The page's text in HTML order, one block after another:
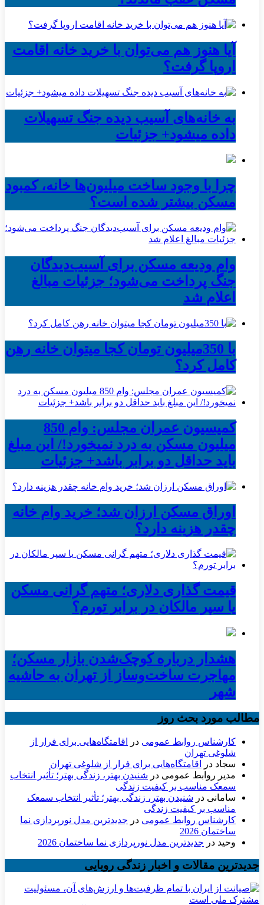
آیا هنوز هم می‌توان با خرید خانه اقامت
اروپا گرفت؟
به خانه‌های آسیب دیده جنگ تسهیلات
داده میشود+ جزئیات
چرا با وجود ساخت میلیون‌ها خانه، کمبود
مسکن بیشتر شده است؟
وام ودیعه مسکن برای آسیب‌دیدگان
جنگ پرداخت می‌شود؛ جزئیات مبالغ
اعلام شد
با 350میلیون تومان کجا میتوان خانه رهن
کامل کرد؟
کمیسیون عمران مجلس: وام 850
میلیون مسکن به درد نمیخورد!/ این مبلغ
باید حداقل دو برابر باشد+ جزئیات
اوراق مسکن ارزان شد؛ خرید وام خانه
چقدر هزینه دارد؟
قیمت گذاری دلاری؛ متهم گرانی مسکن
یا سپر مالکان در برابر تورم؟
هشدار درباره کوچک‌شدن بازار مسکن؛
مهاجرت ساخت‌وساز از تهران به حاشیه‌
شهر
مطالب مورد بحث روز
کارشناس روابط عمومی در
اقامتگاه‌هایی برای فرار از
شلوغی تهران
سجاد در
اقامتگاه‌هایی برای فرار از شلوغی تهران
مدیر روابط عمومی در شنیدن بهتر، زندگی بهتر؛ تأثیر انتخاب
سمعک مناسب بر کیفیت زندگی
سامانی در شنیدن بهتر، زندگی بهتر؛ تأثیر انتخاب سمعک
مناسب بر کیفیت زندگی
کارشناس روابط عمومی در جدیدترین مدل نورپردازی نما
ساختمان 2026
وحید در جدیدترین مدل نورپردازی نما ساختمان 2026
جدیدترین مقالات و اخبار زندگی رویایی